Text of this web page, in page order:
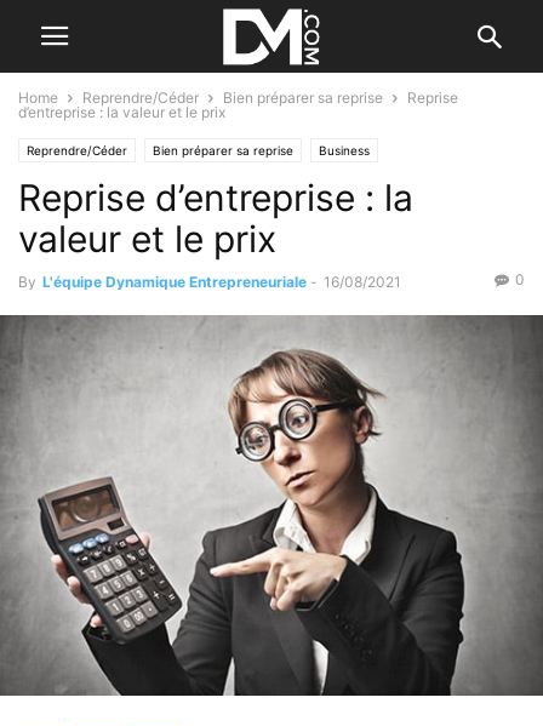
Home Reprendre/Céder Bien préparer sa reprise
Reprise
d’entreprise : la valeur et le prix
Reprendre/Céder Bien préparer sa reprise Business
Reprise d’entreprise : la
valeur et le prix
By L'équipe Dynamique Entrepreneuriale - 16/08/2021 0